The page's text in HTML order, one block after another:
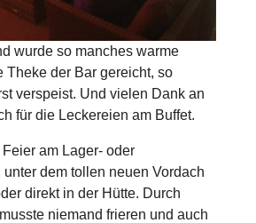
wurde so manches warme
Theke der Bar gereicht, so
verspeist. Und vielen Dank an
für die Leckereien am Buffet.
am Lager- oder
unter dem tollen neuen Vordach
direkt in der Hütte. Durch
niemand frieren und auch